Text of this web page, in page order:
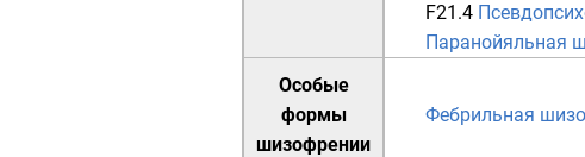
F21.4
Паранойяльная
Особые
формы
шизофрении
Фебрильная